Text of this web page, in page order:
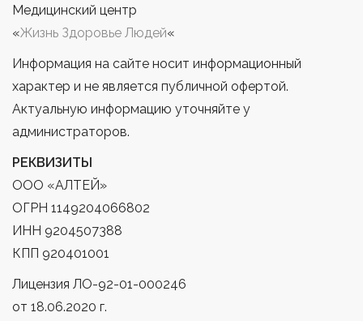
Медицинский центр
«Жизнь Здоровье Людей«
Информация на сайте носит информационный
характер и не является публичной офертой.
Актуальную информацию уточняйте у
администраторов.
РЕКВИЗИТЫ
ООО «АЛТЕЙ»
ОГРН 1149204066802
ИНН 9204507388
КПП 920401001
Лицензия ЛО-92-01-000246
от 18.06.2020 г.